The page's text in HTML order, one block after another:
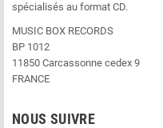
spécialisés au format CD.
MUSIC BOX RECORDS
BP 1012
11850 Carcassonne cedex 9
FRANCE
NOUS SUIVRE